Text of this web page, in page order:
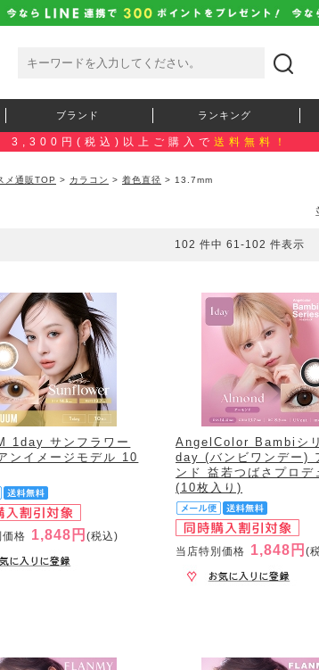
ブランド ランキング
3,300円(税込)以上ご購入で 送料無料！
メ通販TOP > カラコン > 着色直径 > 13.7mm
102 件中 61-102 件表示
1day サンフラワー
ンイメージモデル 10
価格 1,848円(税込)
AngelColor Bambiシ
day (バンビワンデー)
ンド 益若つばさプロデ
(10枚入り)
当店特別価格 1,848円(